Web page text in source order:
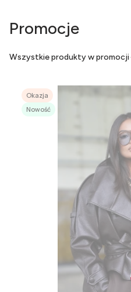
Promocje
Wszystkie produkty w promocji
Okazja
Nowość